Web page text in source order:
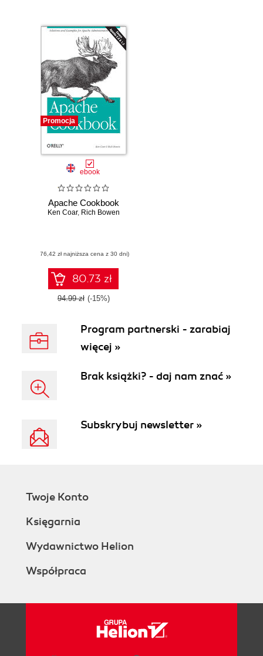
Promocja
ebook
Apache Cookbook
Ken Coar, Rich Bowen
(76,42 zł najniższa cena z 30 dni)
80.73 zł
94.99 zł (-15%)
Program partnerski - zarabiaj
więcej »
Brak książki? - daj nam znać »
Subskrybuj newsletter »
Twoje Konto
Księgarnia
Wydawnictwo Helion
Współpraca